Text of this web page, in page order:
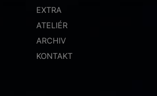
EXTRA
ATELIÉR
ARCHIV
KONTAKT